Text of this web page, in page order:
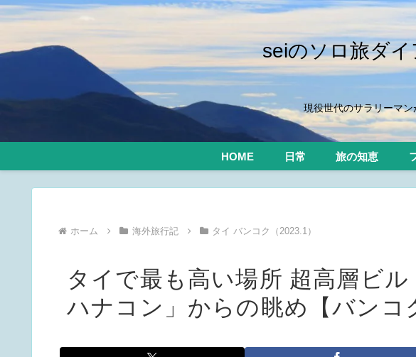
seiのソロ旅ダ
現役世代のサラリーマン
HOME 日常 旅の知恵
ホーム 海外旅行記 タイ バンコク（2023.1）
タイで最も高い場所 超高層ビ
ハナコン」からの眺め【バンコ